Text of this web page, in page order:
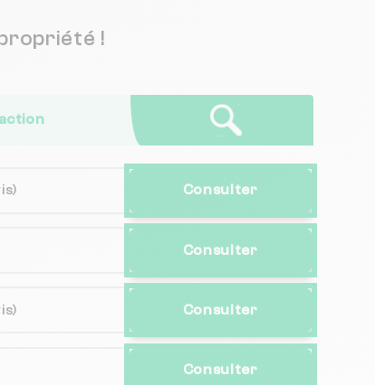
!
Consulter
Consulter
Consulter
Consulter